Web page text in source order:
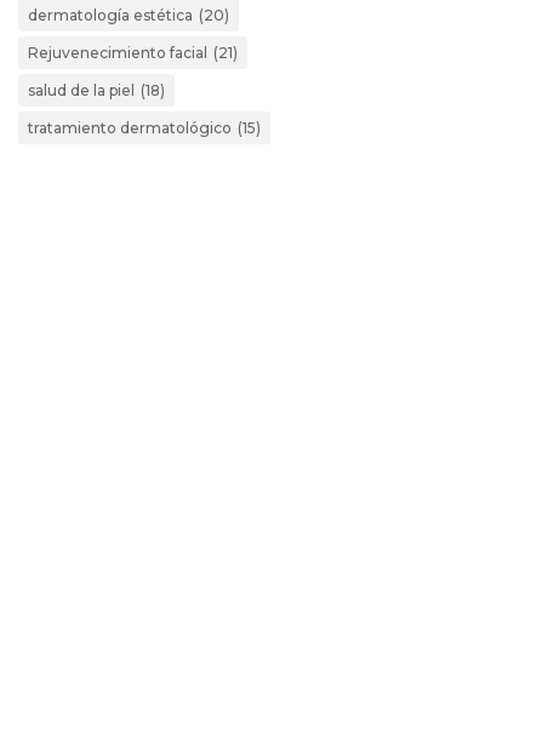
dermatología estética (20)
Rejuvenecimiento facial (21)
salud de la piel (18)
tratamiento dermatológico (15)